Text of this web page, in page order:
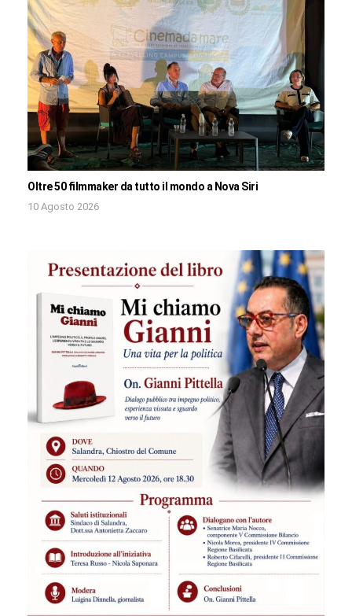
Oltre 50 filmmaker da tutto il mondo a Nova Siri
10 Agosto 2026